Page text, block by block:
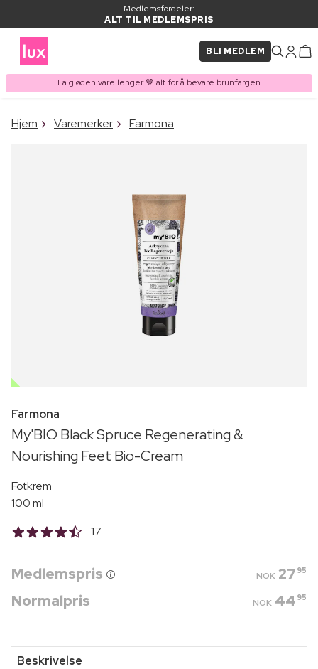
Medlemsfordeler:
ALT TIL MEDLEMSPRIS
BLI MEDLEM
La gløden vare lenger 🤎 alt for å bevare brunfargen
VARE LAGT I
Hjem Varemerker Farmona
OUTLET
Farmona
My'BIO Black Spruce Regenerating &
Nourishing Feet Bio-Cream
Fotkrem
100 ml
17
Medlemspris NOK 27 95
Normalpris NOK 44 95
Beskrivelse